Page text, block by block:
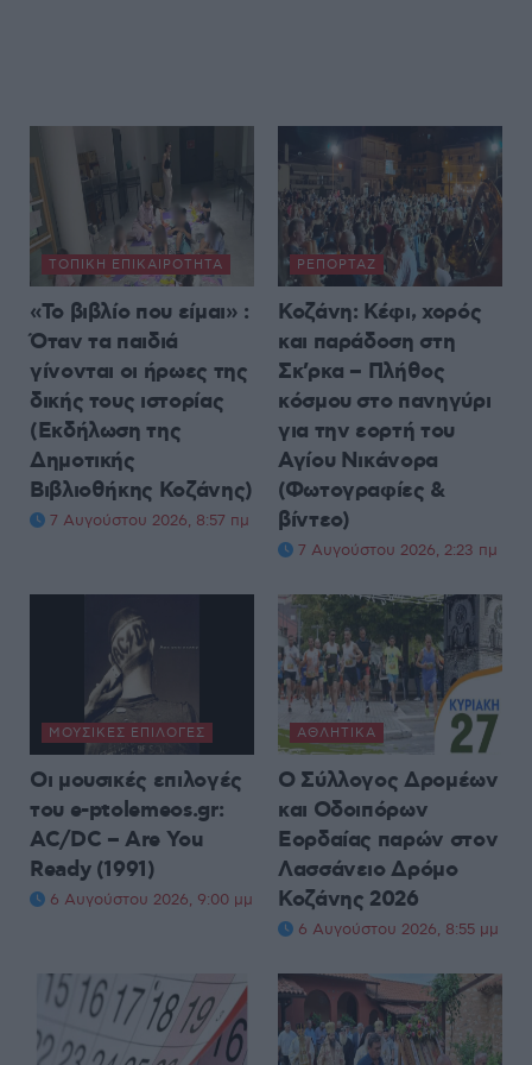
ΤΟΠΙΚΉ ΕΠΙΚΑΙΡΌΤΗΤΑ
«Το βιβλίο που είμαι» :
Όταν τα παιδιά
γίνονται οι ήρωες της
δικής τους ιστορίας
(Εκδήλωση της
Δημοτικής
Βιβλιοθήκης Κοζάνης)
7 Αυγούστου 2026, 8:57 πμ
ΡΕΠΟΡΤΆΖ
Κοζάνη: Κέφι, χορός
και παράδοση στη
Σκ’ρκα – Πλήθος
κόσμου στο πανηγύρι
για την εορτή του
Αγίου Νικάνορα
(Φωτογραφίες &
βίντεο)
7 Αυγούστου 2026, 2:23 πμ
ΜΟΥΣΙΚΈΣ ΕΠΙΛΟΓΈΣ
Οι μουσικές επιλογές
του e-ptolemeos.gr:
AC/DC – Are You
Ready (1991)
6 Αυγούστου 2026, 9:00 μμ
ΑΘΛΗΤΙΚΆ
Ο Σύλλογος Δρομέων
και Οδοιπόρων
Εορδαίας παρών στον
Λασσάνειο Δρόμο
Κοζάνης 2026
6 Αυγούστου 2026, 8:55 μμ